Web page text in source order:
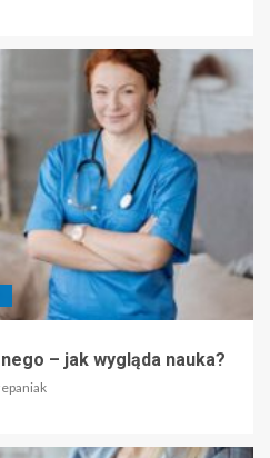
– jak wygląda nauka?